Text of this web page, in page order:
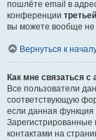
пошлёте email в
конференции
вы можете вообще не
Вернуться к
Как мне связаться
Все пользователи
соответствующую
если данная
Зарегистрированные
контактами на